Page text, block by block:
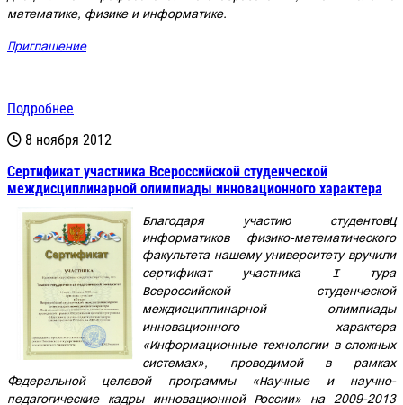
математике, физике и информатике.
Приглашение
Подробнее
8 ноября 2012
Cертификат участника Всероссийской студенческой
междисциплинарной олимпиады инновационного характера
Благодаря участию студентов–
информатиков физико-математического
факультета нашему университету вручили
сертификат участника
Iтура
Всероссийской студенческой
междисциплинарной олимпиады
инновационного характера
«Информационные технологии в сложных
системах», проводимой в рамках
Федеральной целевой программы «Научные и научно-
педагогические кадры инновационной России» на 2009-2013